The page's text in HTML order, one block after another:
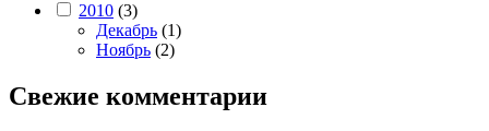
2010 (3)
Декабрь (1)
Ноябрь (2)
Свежие комментарии